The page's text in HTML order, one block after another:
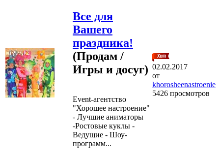
Все для
Вашего
праздника!
(Продам /
Игры и досуг)
Event-агентство
"Хорошее настроение"
- Лучшие аниматоры
-Ростовые куклы -
Ведущие - Шоу-
программ...
02.02.2017
от
khorosheenastroenie
5426 просмотров